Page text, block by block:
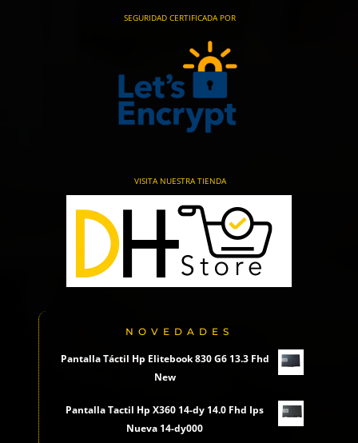
SEGURIDAD CERTIFICADA POR
VISITA NUESTRA TIENDA
NOVEDADES
Pantalla Táctil Hp Elitebook 830 G6 13.3 Fhd
New
Pantalla Tactil Hp X360 14-dy 14.0 Fhd Ips
Nueva 14-dy000